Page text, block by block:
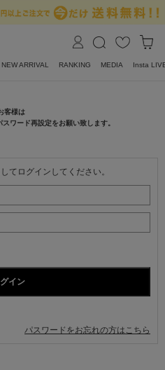
NEW ARRIVAL RANKING MEDIA Insta
客様は
スワード再設定をお願い致します。
てログインしてください。
パスワードをお忘れの方はこちら